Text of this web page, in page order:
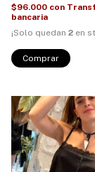
$96.000 con
bancaria
¡Solo quedan 2 en
Comprar